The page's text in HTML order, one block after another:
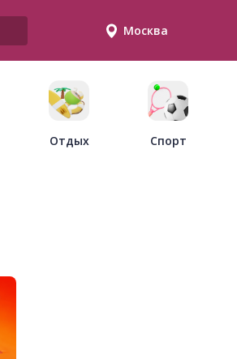
Москва
Отдых Спорт